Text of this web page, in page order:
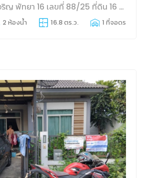
โครงการ บ้านงามเจริญ พัทยา 16 เลขที่ 88/25 ที่ดิน 16 80 วา บางละมุง บางละมุง ชลบุรี B ภาคตะวันออก
2 ห้องน้ำ 16.8 ตร.ว. 1 ที่จอดรถ